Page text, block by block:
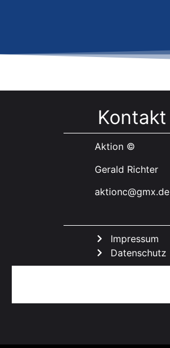
Kontakt
Aktion ©
Gerald Richter
aktionc@gmx.de
Impressum
Datenschutz